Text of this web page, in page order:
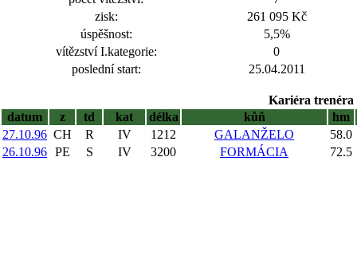
zisk:
261 095 Kč
úspěšnost:
5,5%
vítězství I.kategorie:
0
poslední start:
25.04.2011
Kariéra trenéra
datum
z td kat délka kůň
hm
27.10.96 CH R IV 1212 GALANŽELO
58.0
26.10.96 PE S IV 3200 FORMÁCIA 72.5